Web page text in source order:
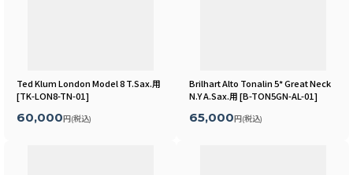
Ted Klum London Model 8 T.Sax.用
[TK-LON8-TN-01]
60,000円(税込)
Brilhart Alto Tonalin 5* Great Neck
N.Y A.Sax.用[B-TON5GN-AL-01]
65,000円(税込)